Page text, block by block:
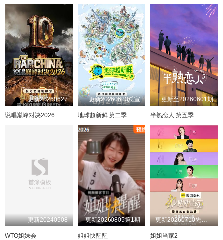
更新20260627
说唱巅峰对决2026
更新20260623总宣
地球超新鲜 第二季
更新至20260601期
半熟恋人 第五季
更新20240508
WTO姐妹会
更新20260805第1期
姐姐快醒醒
更新20260710先导片
姐姐当家2